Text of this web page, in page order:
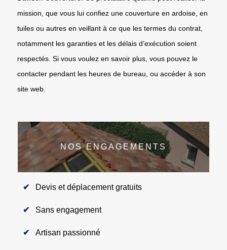
mission, que vous lui confiez une couverture en ardoise, en
tuiles ou autres en veillant à ce que les termes du contrat,
notamment les garanties et les délais d’exécution soient
respectés. Si vous voulez en savoir plus, vous pouvez le
contacter pendant les heures de bureau, ou accéder à son
site web.
NOS ENGAGEMENTS
Devis et déplacement gratuits
Sans engagement
Artisan passionné